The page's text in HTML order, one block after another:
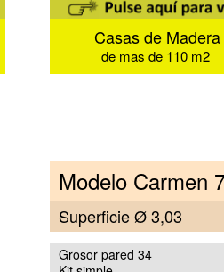
Casas de Madera
de mas de 110 m2
Modelo Carmen
Superficie Ø 3,03
Grosor pared 34